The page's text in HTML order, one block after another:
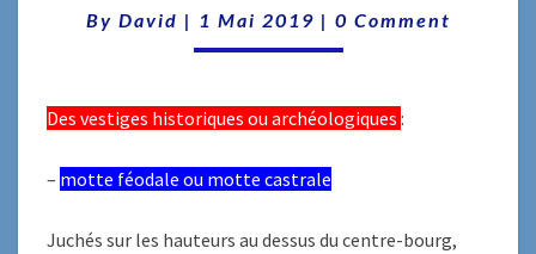
À
By David | 1 Mai 2019 | Comments
0 Comment
Des vestiges historiques ou archéologiques :
– motte féodale ou motte castrale
Juchés sur les hauteurs au dessus du centre-bourg,